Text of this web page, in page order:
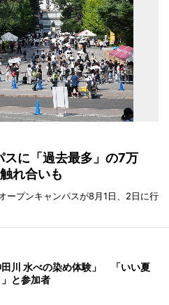
に「過去最多」の7万
れ合いも
ープンキャンパスが8月1日、2日に行
田川 水べの染め体験」 「いい夏
と参加者